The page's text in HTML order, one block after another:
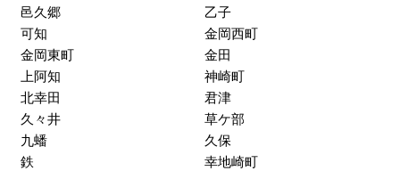
邑久郷
乙子
可知
金岡西町
金岡東町
金田
上阿知
神崎町
北幸田
君津
久々井
草ケ部
九蟠
久保
鉄
幸地崎町